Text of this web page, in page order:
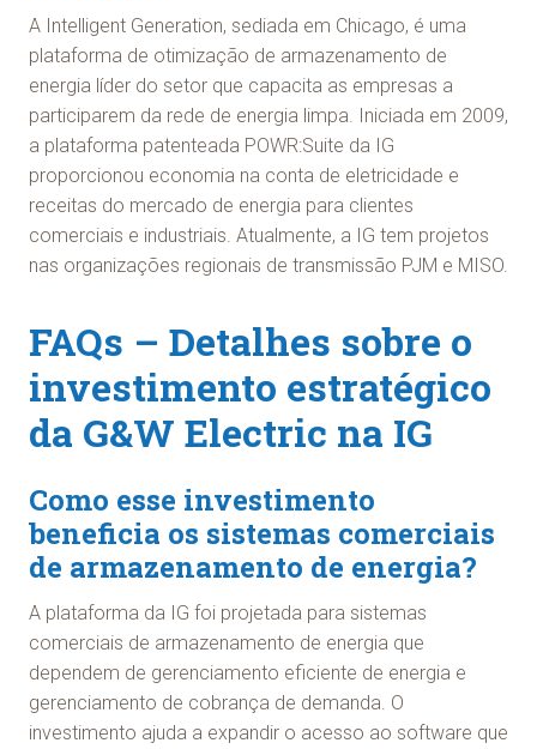
A Intelligent Generation, sediada em Chicago, é uma
plataforma de otimização de armazenamento de
energia líder do setor que capacita as empresas a
participarem da rede de energia limpa. Iniciada em 2009,
a plataforma patenteada POWR:Suite da IG
proporcionou economia na conta de eletricidade e
receitas do mercado de energia para clientes
comerciais e industriais. Atualmente, a IG tem projetos
nas organizações regionais de transmissão PJM e MISO.
FAQs – Detalhes sobre o
investimento estratégico
da G&W Electric na IG
Como esse investimento
beneficia os sistemas comerciais
de armazenamento de energia?
A plataforma da IG foi projetada para sistemas
comerciais de armazenamento de energia que
dependem de gerenciamento eficiente de energia e
gerenciamento de cobrança de demanda. O
investimento ajuda a expandir o acesso ao software que